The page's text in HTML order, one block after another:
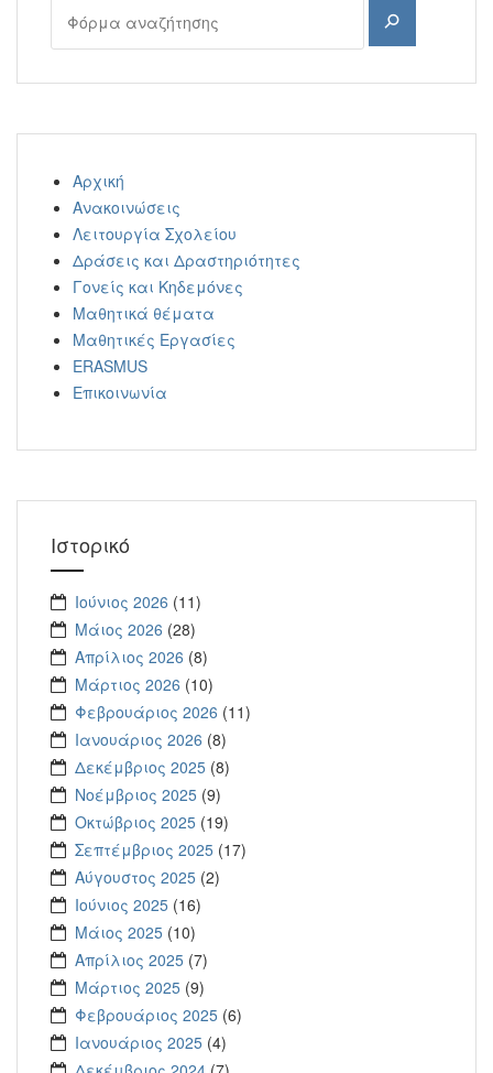
Αναζήτηση
Αρχική
Ανακοινώσεις
Λειτουργία Σχολείου
Δράσεις και Δραστηριότητες
Γονείς και Κηδεμόνες
Μαθητικά θέματα
Μαθητικές Εργασίες
ERASMUS
Επικοινωνία
Ιστορικό
Ιούνιος 2026 (11)
Μάιος 2026 (28)
Απρίλιος 2026 (8)
Μάρτιος 2026 (10)
Φεβρουάριος 2026 (11)
Ιανουάριος 2026 (8)
Δεκέμβριος 2025 (8)
Νοέμβριος 2025 (9)
Οκτώβριος 2025 (19)
Σεπτέμβριος 2025 (17)
Αύγουστος 2025 (2)
Ιούνιος 2025 (16)
Μάιος 2025 (10)
Απρίλιος 2025 (7)
Μάρτιος 2025 (9)
Φεβρουάριος 2025 (6)
Ιανουάριος 2025 (4)